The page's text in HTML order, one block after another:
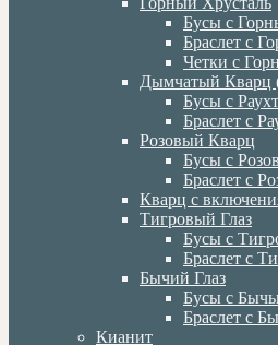
Бусы с
Браслет с
Четки с
Дымчатый Кварц
Бусы с
Браслет с
Розовый Кварц
Бусы с
Браслет с
Кварц с
Тигровый Глаз
Бусы с
Браслет с
Бычий Глаз
Бусы с
Браслет с
Кианит